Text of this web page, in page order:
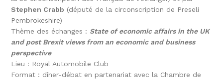
Stephen Crabb (député de la circonscription de Preseli
Pembrokeshire)
Thème des échanges : State of economic affairs in the UK
and post Brexit views from an economic and business
perspective
Lieu : Royal Automobile Club
Format : dîner-débat en partenariat avec la Chambre de